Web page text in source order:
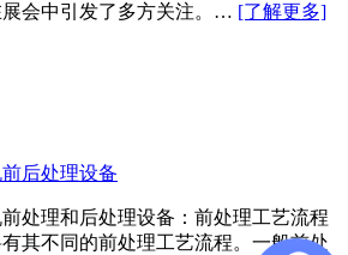
会中引发了多方关注。… [了解更多]
后处理设备
处理和后处理设备：前处理工艺流程
其不同的前处理工艺流程。一般前处